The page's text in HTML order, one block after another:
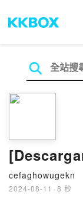
cefaghowugekn
2024-08-11 · 8 秒